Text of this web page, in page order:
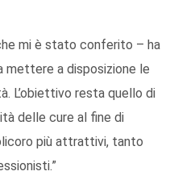
mi è stato conferito – ha
a disposizione le
L’obiettivo resta quello di
delle cure al fine di
più attrattivi, tanto